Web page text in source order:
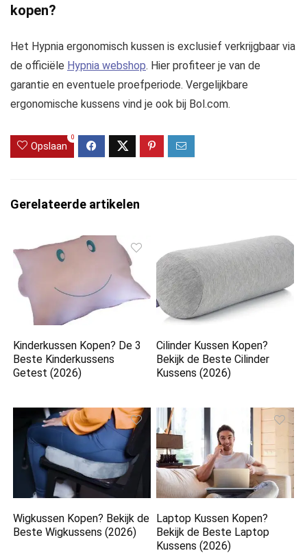
kopen?
Het Hypnia ergonomisch kussen is exclusief verkrijgbaar via
de officiële Hypnia webshop. Hier profiteer je van de
garantie en eventuele proefperiode. Vergelijkbare
ergonomische kussens vind je ook bij Bol.com.
Opslaan
0
Gerelateerde artikelen
Kinderkussen Kopen? De 3
Beste Kinderkussens
Getest (2026)
Cilinder Kussen Kopen?
Bekijk de Beste Cilinder
Kussens (2026)
Wigkussen Kopen? Bekijk de
Beste Wigkussens (2026)
Laptop Kussen Kopen?
Bekijk de Beste Laptop
Kussens (2026)